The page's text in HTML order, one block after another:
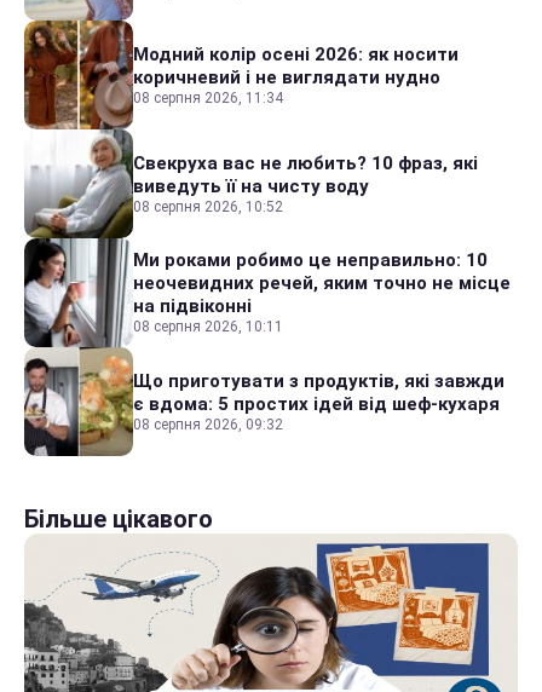
Модний колір осені 2026: як носити
коричневий і не виглядати нудно
08 серпня 2026, 11:34
Свекруха вас не любить? 10 фраз, які
виведуть її на чисту воду
08 серпня 2026, 10:52
Ми роками робимо це неправильно: 10
неочевидних речей, яким точно не місце
на підвіконні
08 серпня 2026, 10:11
Що приготувати з продуктів, які завжди
є вдома: 5 простих ідей від шеф-кухаря
08 серпня 2026, 09:32
Більше цікавого